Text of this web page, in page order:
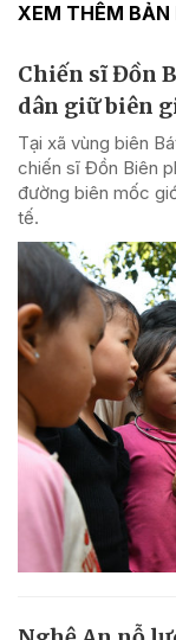
XEM THÊM BẢN
Chiến sĩ Đồn
dân giữ biên
Tại xã vùng biên
chiến sĩ Đồn Biên
đường biên mốc
tế.